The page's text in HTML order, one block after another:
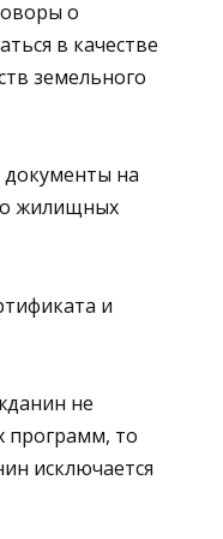
о
в качестве
земельного
документы на
жилищных
и
не
программ, то
исключается